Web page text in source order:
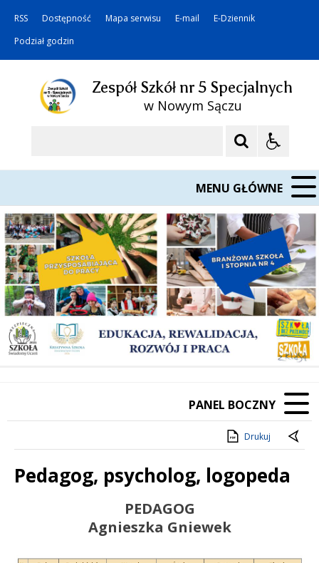
RSS Dostępność Mapa serwisu E-mail
E-Dziennik
Podział godzin
Zespół Szkół nr 5 Specjalnych
w Nowym Sączu
MENU GŁÓWNE
PANEL BOCZNY
Drukuj
Pedagog, psycholog, logopeda
PEDAGOG
Agnieszka Gniewek